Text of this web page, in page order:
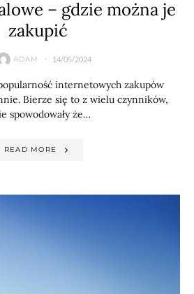
– gdzie można je
zakupić
ADAM 14/05/2024
internetowych zakupów
Bierze się to z wielu czynników,
spowodowały że…
READ MORE